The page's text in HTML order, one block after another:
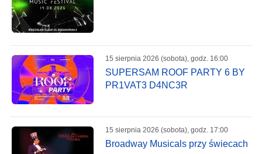
15 sierpnia 2026 (sobota), godz. 16:00
SUPERSAM ROOF PARTY 6 BY
PR1VAT3 D4NC3R
15 sierpnia 2026 (sobota), godz. 17:00
Broadway Musicals przy świecach